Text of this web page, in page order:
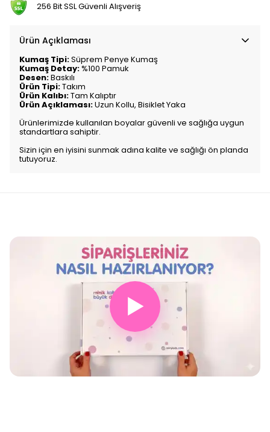
256 Bit SSL Güvenli Alışveriş
Ürün Açıklaması
Kumaş Tipi:Süprem Penye Kumaş
Kumaş Detay:%100 Pamuk
Desen:Baskılı
Ürün Tipi:Takım
Ürün Kalıbı:Tam Kalıptır
Ürün Açıklaması:Uzun Kollu, Bisiklet Yaka
Ürünlerimizde kullanılan boyalar güvenli ve sağlığa uygun
standartlara sahiptir.
Sizin için en iyisini sunmak adına kalite ve sağlığı ön planda
tutuyoruz.
▶